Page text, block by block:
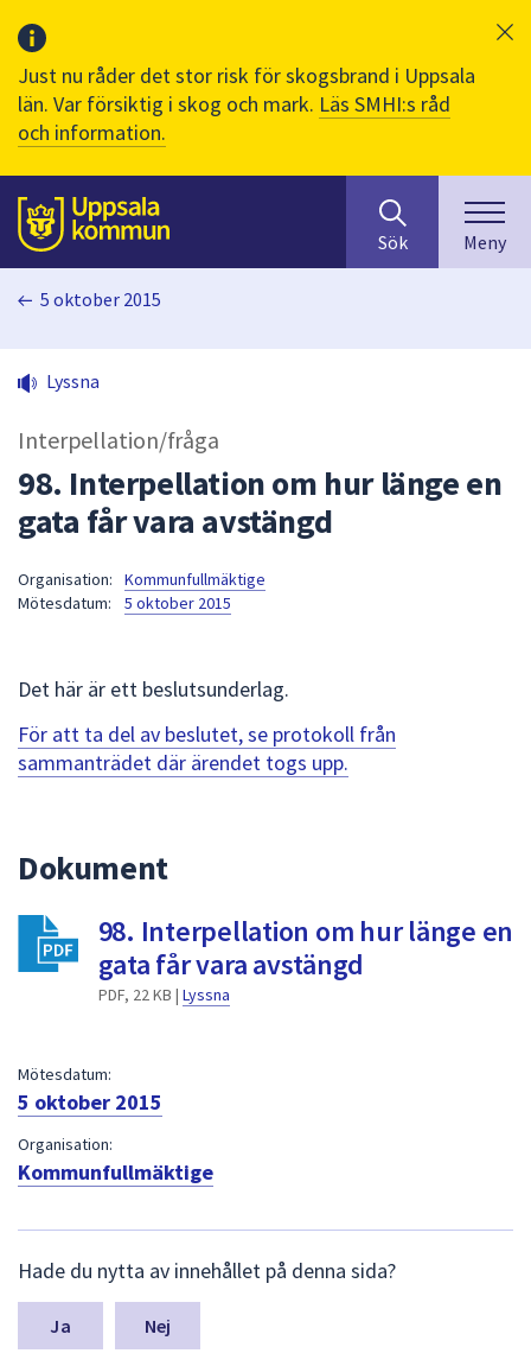
Just nu råder det stor risk för skogsbrand i Uppsala
län. Var försiktig i skog och mark. Läs SMHI:s råd
och information.
Till sidans
huvudinnehåll
efter
innehåll
på
sökfältet
kommer
för
att
navigera
för
att
välja
Sök Meny
5 oktober 2015
Lyssna
Interpellation/fråga
98. Interpellation om hur länge en
gata får vara avstängd
Organisation:
Kommunfullmäktige
Mötesdatum:
5 oktober 2015
Det här är ett beslutsunderlag.
För att ta del av beslutet, se protokoll från
sammanträdet där ärendet togs upp.
Dokument
98. Interpellation om hur länge en
gata får vara avstängd
PDF, 22 KB | Lyssna
Mötesdatum:
5 oktober 2015
Organisation:
Kommunfullmäktige
ä
m
a
Hade du nytta av innehållet på denna sida?
Nej